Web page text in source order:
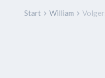
Start William